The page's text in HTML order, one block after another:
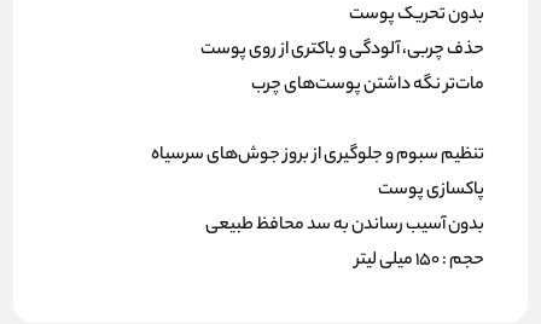
بدون تحریک پوست
حذف چربی، آلودگی و باکتری‌ از روی پوست
مات‌تر نگه داشتن پوست‌های چرب
تنظیم سبوم و جلوگیری از بروز جوش‌های سرسیاه
پاکسازی پوست
بدون آسیب رساندن به سد محافظ طبیعی
حجم : 150 میلی لیتر